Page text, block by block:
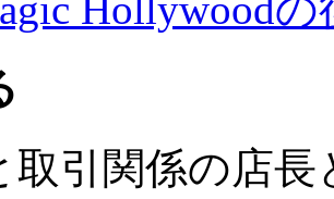
取引関係の店